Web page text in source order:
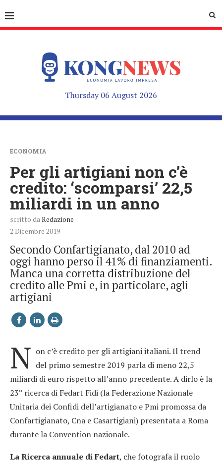
Thursday 06 August 2026
ECONOMIA
Per gli artigiani non c’è
credito: ‘scomparsi’ 22,5
miliardi in un anno
scritto da Redazione
2 Dicembre 2019
Secondo Confartigianato, dal 2010 ad
oggi hanno perso il 41% di finanziamenti.
Manca una corretta distribuzione del
credito alle Pmi e, in particolare, agli
artigiani
N on c’è credito per gli artigiani italiani. Il trend
del primo semestre 2019 parla di meno 22,5
miliardi di euro rispetto all’anno precedente. A dirlo è la
23° ricerca di Fedart Fidi (la Federazione Nazionale
Unitaria dei Confidi dell’artigianato e Pmi promossa da
Confartigianato, Cna e Casartigiani) presentata a Roma
durante la Convention nazionale.
La Ricerca annuale di Fedart, che fotografa il ruolo